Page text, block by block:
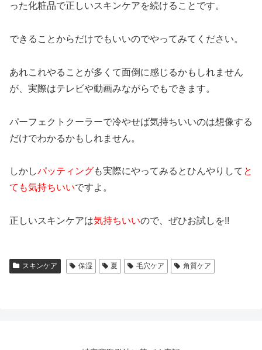
った化粧品で正しいスキンケアを続けることです。
できることからだけでもいいのでやってみてください。
あれこれやることが多くて面倒に感じるかもしれません
が、実際はテレビや動画みながらでもできます。
パーフェクトクーラーで冷やせば気持ちいいのは想像する
だけでわかるかもしれません。
しかしパッティングも実際にやってみるとひんやりして と
ても気持ちいいですよ。
正しいスキンケアは気持ちいいので、ぜひお試しを!!
スキンケア 保湿 夏 毛穴ケア 角質ケア